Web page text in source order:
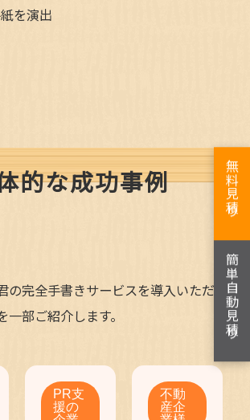
を演出
的な成功事例
の完全手書きサービスを導入いただいた
部ご紹介します。
PR支
援の
不動
産企
無料見積り
簡単自動見積り